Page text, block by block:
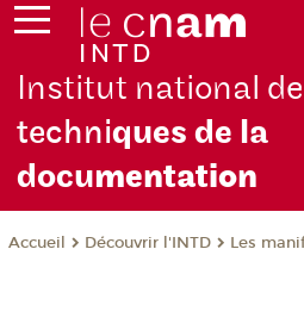
Institut national
techniques de la
documentation
Accueil Découvrir l'INTD Les